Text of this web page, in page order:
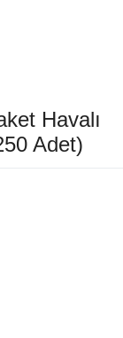
Havalı
Adet)